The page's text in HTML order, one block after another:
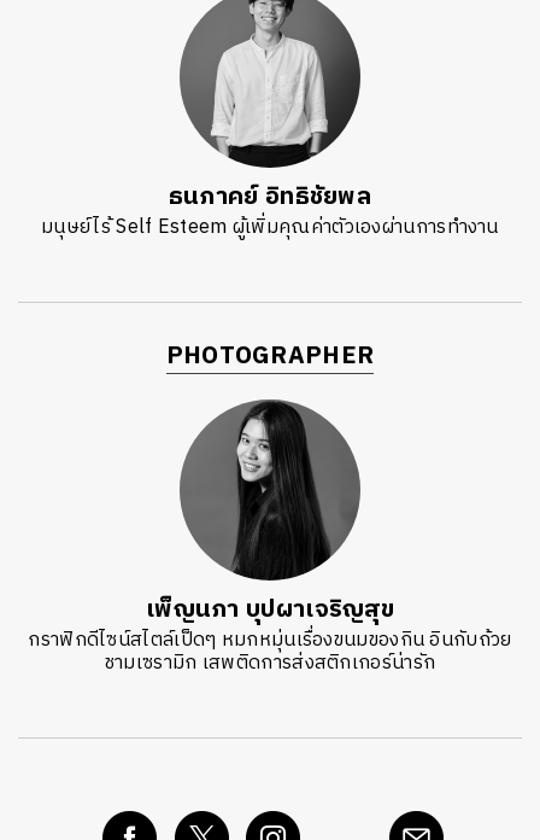
ธนภาคย์ อิทธิชัยพล
มนุษย์ไร้ Self Esteem ผู้เพิ่มคุณค่าตัวเองผ่านการทำงาน
PHOTOGRAPHER
เพ็ญนภา บุปผาเจริญสุข
กราฟิกดีไซน์สไตล์เป็ดๆ หมกหมุ่นเรื่องขนมของกิน อินกับถ้วย
ชามเซรามิก เสพติดการส่งสติกเกอร์น่ารัก